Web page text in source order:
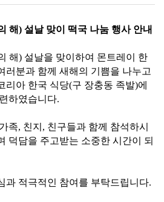
해) 설날 맞이 떡국 나눔 행사 안내
해) 설날을 맞이하여 몬트레이 한
러분과 함께 새해의 기쁨을 나누고
리아 한국 식당(구 장충동 족발)에
하였습니다.
족, 친지, 친구들과 함께 참석하시
덕담을 주고받는 소중한 시간이 되
과 적극적인 참여를 부탁드립니다.